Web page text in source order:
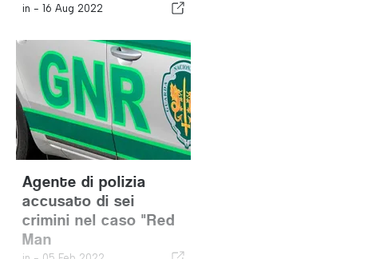
in -16 Aug 2022
Agente di polizia
accusato di sei
crimini nel caso "Red
Man